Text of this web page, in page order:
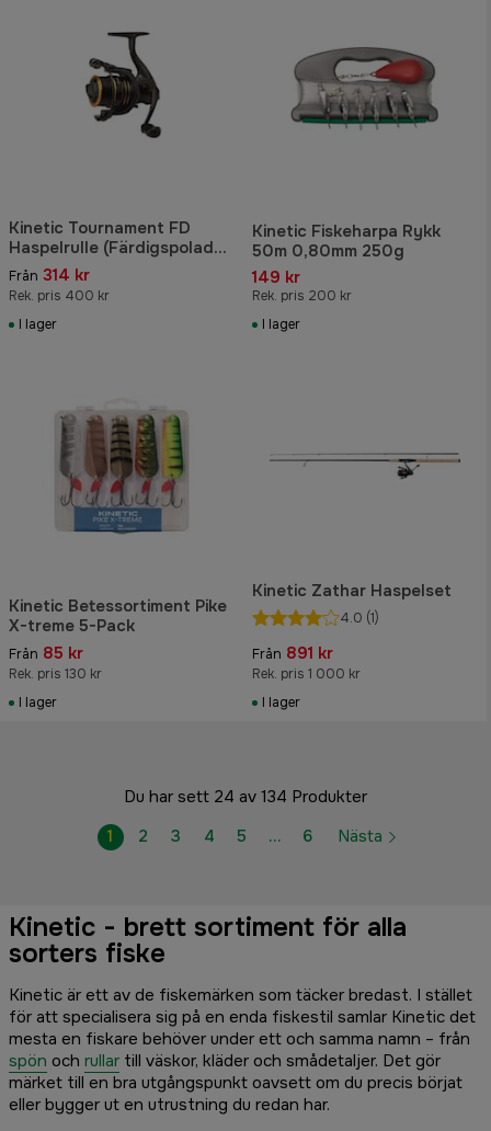
Kinetic Tournament FD
Haspelrulle (Färdigspolad
flätlina)
Från 314 kr
Rek. pris 400 kr
I lager
Kinetic Fiskeharpa Rykk
50m 0,80mm 250g
149 kr
Rek. pris 200 kr
I lager
Kinetic Betessortiment Pike
X-treme 5-Pack
Från 85 kr
Rek. pris 130 kr
I lager
Kinetic Zathar Haspelset
4.0 (1)
Från 891 kr
Rek. pris 1 000 kr
I lager
Du har sett 24 av 134 Produkter
1
2 3 4 5 … 6 Nästa
Kinetic - brett sortiment för alla
sorters fiske
Kinetic är ett av de fiskemärken som täcker bredast. I stället
för att specialisera sig på en enda fiskestil samlar Kinetic det
mesta en fiskare behöver under ett och samma namn – från
spön och rullar till väskor, kläder och smådetaljer. Det gör
märket till en bra utgångspunkt oavsett om du precis börjat
eller bygger ut en utrustning du redan har.